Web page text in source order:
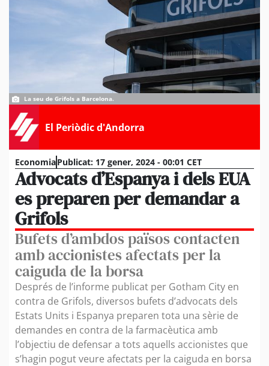
La seu de Grifols a Barcelona.
El Periòdic d'Andorra
EconomiaPublicat: 17 gener, 2024 - 00:01 CET
Advocats d’Espanya i dels EUA
es preparen per demandar a
Grifols
Bufets d’ambdos països contacten
amb accionistes afectats per la
caiguda de la borsa
Després de l’informe publicat per Gotham City en
contra de Grifols, diversos bufets d’advocats dels
Estats Units i Espanya preparen tota una sèrie de
demandes en contra de la farmacèutica amb
l’objectiu de defensar a tots aquells accionistes que
s’hagin pogut veure afectats per la caiguda en borsa